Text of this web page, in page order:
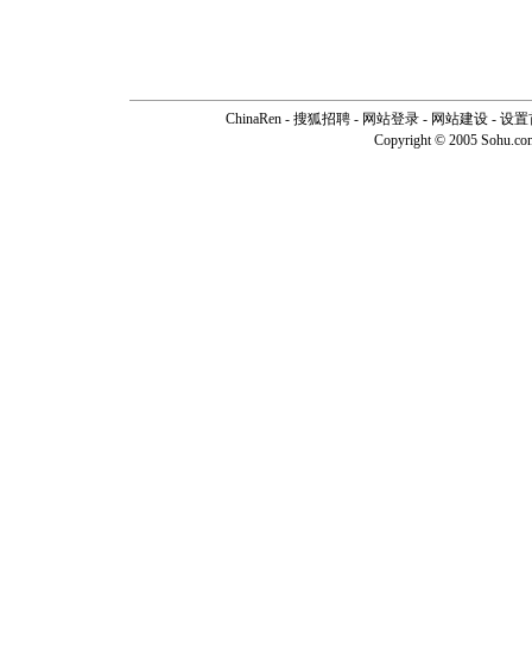
ChinaRen - 搜狐招聘 - 网站登录 - 网站建设 - 设置
Copyright © 2005